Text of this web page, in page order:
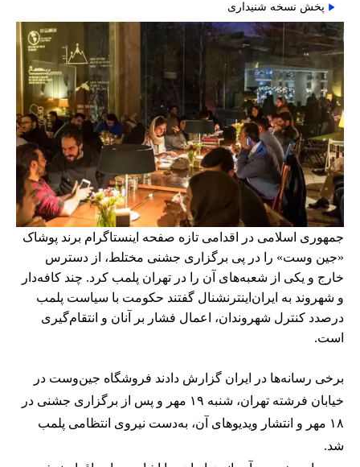
پخش نسخه شنیداری
جمهوری اسلامی در اقدامی تازه صفحه اینستاگرام برند پوشاک
«جین وست» را در پی برگزاری جشنی مختلط، از دسترس
خارج و یکی از شعبه‌های آن را در تهران پلمب کرد. چند کافه‌‌دار
و شهروند به ایران‌اینترنشنال گفتند حکومت با سیاست پلمب
درصدد کنترل شهروندان، اعمال فشار بر آنان و انتقام‌گیری
است.
برخی رسانه‌ها در ایران گزارش دادند فروشگاه جین‌وست در
خیابان فرشته تهران، شنبه ۱۹ مهر و پس از برگزاری جشنی در
۱۸ مهر و انتشار ویدیوهای آن، به‌دست نیروی انتظامی پلمب
شد.